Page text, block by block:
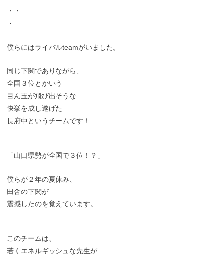
・・
・
僕らにはライバルteamがいました。
同じ下関でありながら、
全国３位とかいう
目ん玉が飛び出そうな
快挙を成し遂げた
長府中というチームです！
「山口県勢が全国で３位！？」
僕らが２年の夏休み、
田舎の下関が
震撼したのを覚えています。
このチームは、
若くエネルギッシュな先生が